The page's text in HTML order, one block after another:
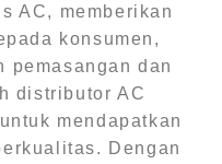
AC, memberikan
konsumen,
pemasangan dan
distributor AC
mendapatkan
Dengan